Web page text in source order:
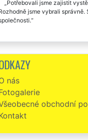
Potřebovali jsme zajistit
jsme vybrali
nás
obchodní